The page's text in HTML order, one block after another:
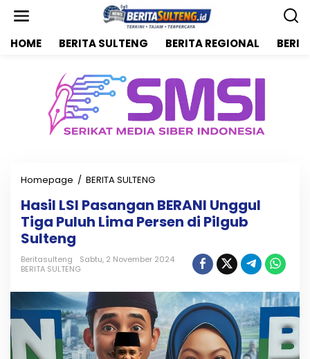
HOME BERITA SULTENG BERITA REGIONAL
Homepage / BERITA SULTENG
i
S
a
s
a
n
g
Hasil LSI Pasangan BERANI Unggul
Tiga Puluh Lima Persen di Pilgub
Sulteng
Beritasulteng
Sabtu, 2 November 2024
BERITA SULTENG